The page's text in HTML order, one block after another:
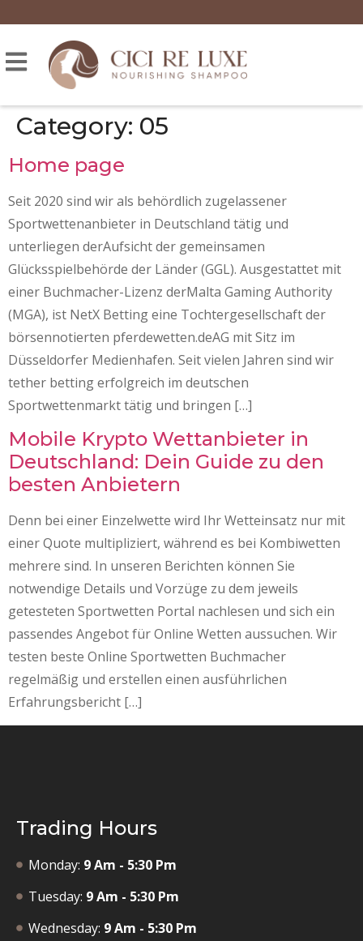
Category: 05
Home page
Seit 2020 sind wir als behördlich zugelassener
Sportwettenanbieter in Deutschland tätig und
unterliegen derAufsicht der gemeinsamen
Glücksspielbehörde der Länder (GGL). Ausgestattet mit
einer Buchmacher-Lizenz derMalta Gaming Authority
(MGA), ist NetX Betting eine Tochtergesellschaft der
börsennotierten pferdewetten.deAG mit Sitz im
Düsseldorfer Medienhafen. Seit vielen Jahren sind wir
tether betting erfolgreich im deutschen
Sportwettenmarkt tätig und bringen […]
Mobile Krypto Wettanbieter in
Deutschland: Dein Guide zu den
besten Anbietern
Denn bei einer Einzelwette wird Ihr Wetteinsatz nur mit
einer Quote multipliziert, während es bei Kombiwetten
mehrere sind. In unseren Berichten können Sie
notwendige Details und Vorzüge zu dem jeweils
getesteten Sportwetten Portal nachlesen und sich ein
passendes Angebot für Online Wetten aussuchen. Wir
testen beste Online Sportwetten Buchmacher
regelmäßig und erstellen einen ausführlichen
Erfahrungsbericht […]
Trading Hours
Monday: 9 Am - 5:30 Pm
Tuesday: 9 Am - 5:30 Pm
Wednesday: 9 Am - 5:30 Pm